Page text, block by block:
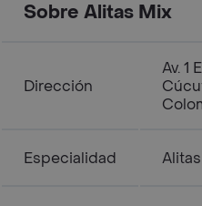
Sobre Alitas Mix
Dirección
Av. 1
Especialidad Alitas